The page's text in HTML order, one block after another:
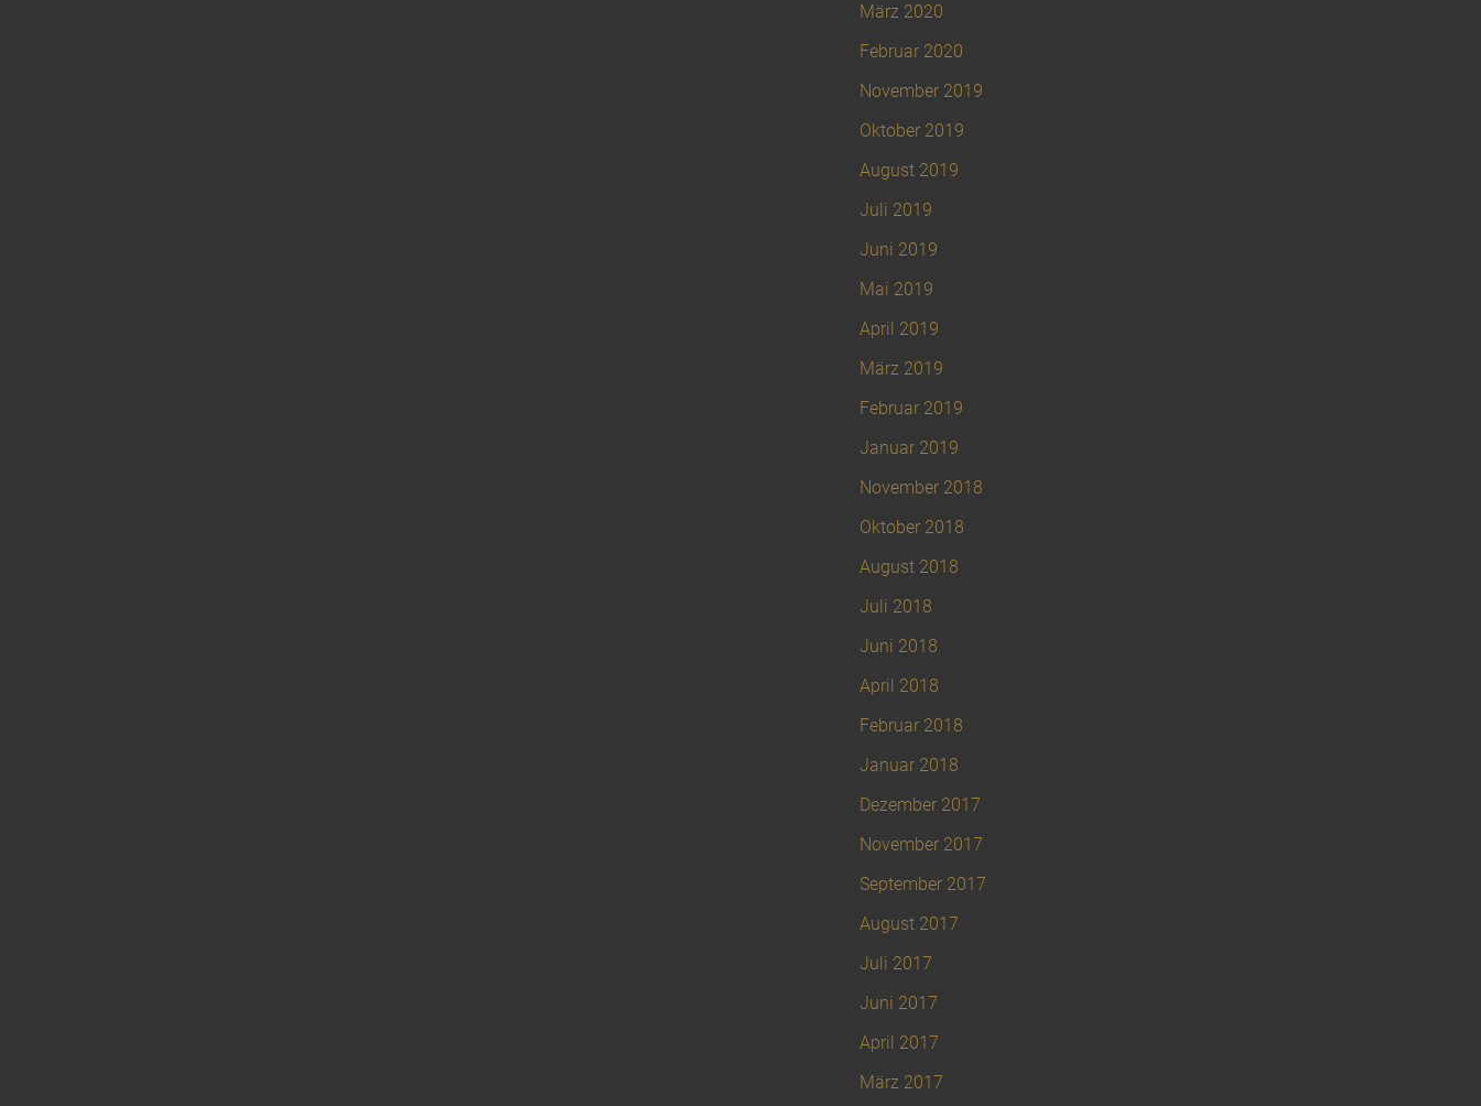
März 2020
Februar 2020
November 2019
Oktober 2019
August 2019
Juli 2019
Juni 2019
Mai 2019
April 2019
März 2019
Februar 2019
Januar 2019
November 2018
Oktober 2018
August 2018
Juli 2018
Juni 2018
April 2018
Februar 2018
Januar 2018
Dezember 2017
November 2017
September 2017
August 2017
Juli 2017
Juni 2017
April 2017
März 2017